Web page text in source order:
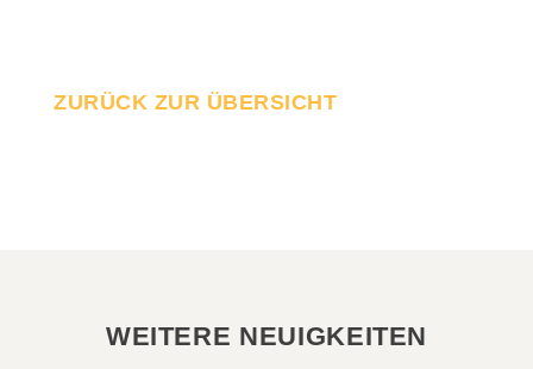
ZURÜCK ZUR ÜBERSICHT
WEITERE NEUIGKEITEN